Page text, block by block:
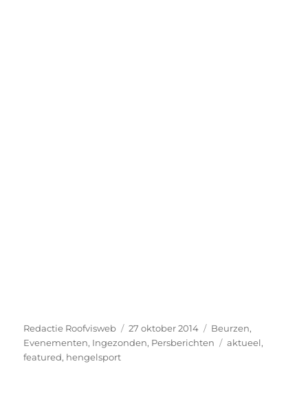
Auteur
Redactie Roofvisweb
Geplaatst
op
27 oktober 2014 Categorieën
Beurzen,
Evenementen, Ingezonden, Persberichten Tags
aktueel,
featured, hengelsport